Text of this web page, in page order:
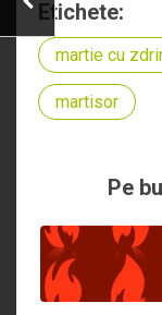
Etichete:
martie cu
martisor
Pe